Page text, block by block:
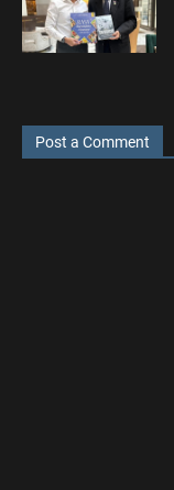
Post a Comment